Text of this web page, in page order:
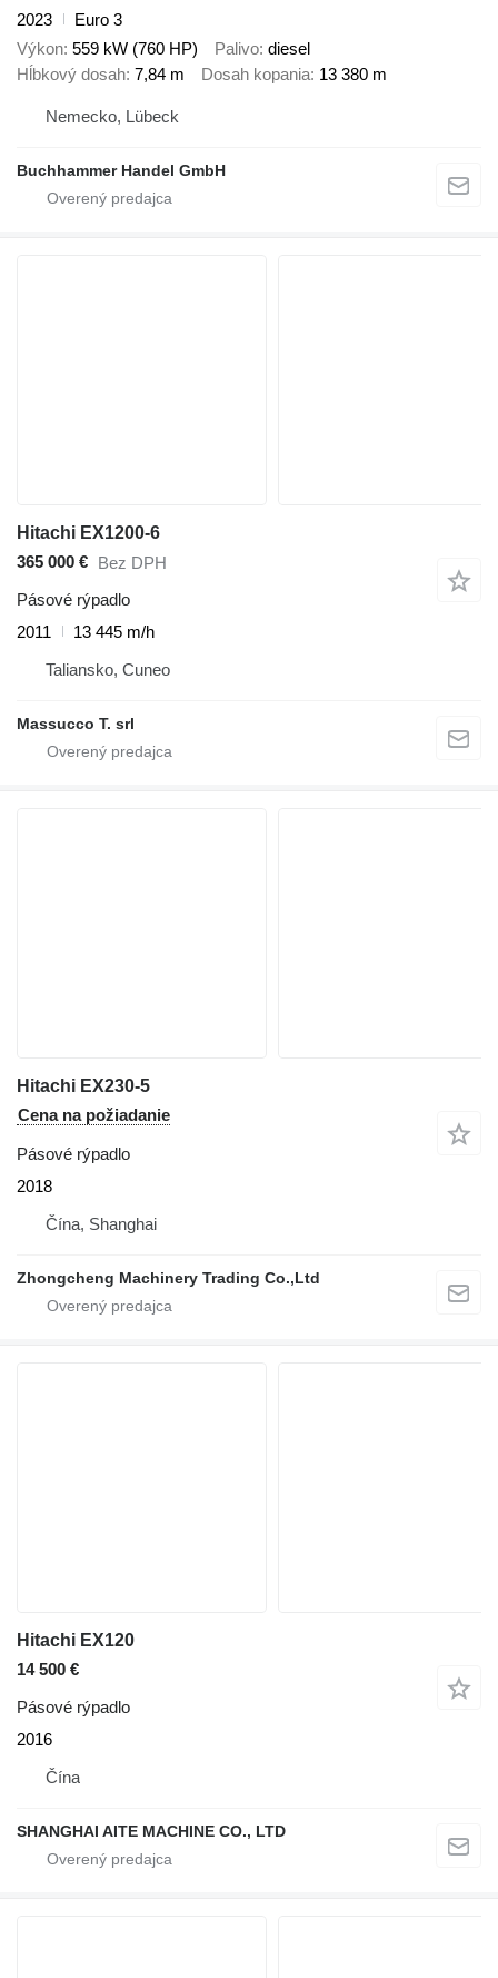
2023
Euro 3
Výkon 559 kW (760 HP) Palivo diesel
Hĺbkový dosah 7,84 m Dosah kopania 13 380 m
Nemecko, Lübeck
Buchhammer Handel GmbH
Hitachi EX1200-6
365 000 € Bez DPH
Pásové rýpadlo
2011
13 445 m/h
Taliansko, Cuneo
Massucco T. srl
Hitachi EX230-5
Cena na požiadanie
Pásové rýpadlo
2018
Čína, Shanghai
Zhongcheng Machinery Trading Co.,Ltd
Hitachi EX120
14 500 €
Pásové rýpadlo
2016
Čína
SHANGHAI AITE MACHINE CO., LTD